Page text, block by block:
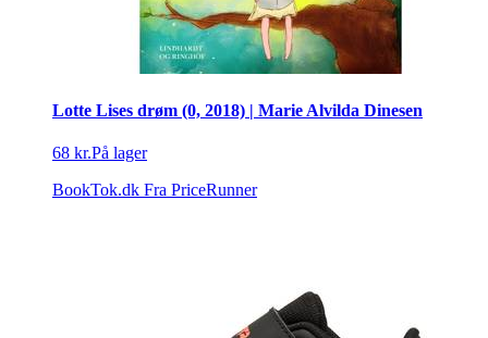
Lotte Lises drøm (0, 2018) | Marie Alvilda Dinesen
68 kr.På lager
BookTok.dk Fra PriceRunner